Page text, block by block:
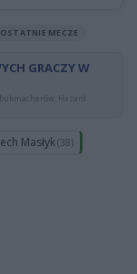
OSTATNIE MECZE
GRACZY W
Hazard
Masłyk(38)